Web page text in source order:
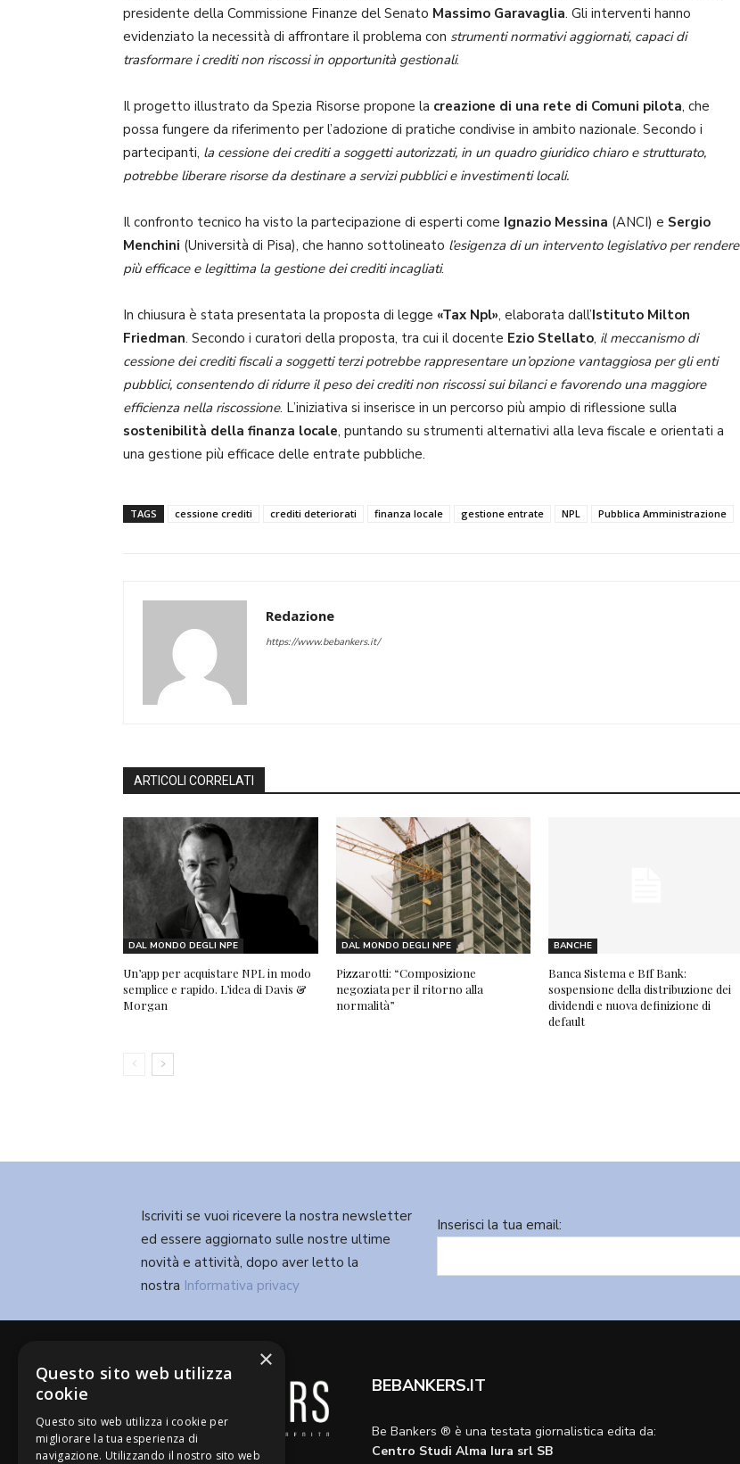
presidente della Commissione Finanze del Senato Massimo Garavaglia. Gli interventi hanno
evidenziato la necessità di affrontare il problema con strumenti normativi aggiornati, capaci di
trasformare i crediti non riscossi in opportunità gestionali.
Il progetto illustrato da Spezia Risorse propone la creazione di una rete di Comuni pilota, che
possa fungere da riferimento per l’adozione di pratiche condivise in ambito nazionale. Secondo i
partecipanti, la cessione dei crediti a soggetti autorizzati, in un quadro giuridico chiaro e strutturato,
potrebbe liberare risorse da destinare a servizi pubblici e investimenti locali.
Il confronto tecnico ha visto la partecipazione di esperti come Ignazio Messina (ANCI) e Sergio
Menchini (Università di Pisa), che hanno sottolineato l’esigenza di un intervento legislativo per rendere
più efficace e legittima la gestione dei crediti incagliati.
In chiusura è stata presentata la proposta di legge «Tax Npl», elaborata dall’Istituto Milton
Friedman. Secondo i curatori della proposta, tra cui il docente Ezio Stellato, il meccanismo di
cessione dei crediti fiscali a soggetti terzi potrebbe rappresentare un’opzione vantaggiosa per gli enti
pubblici, consentendo di ridurre il peso dei crediti non riscossi sui bilanci e favorendo una maggiore
efficienza nella riscossione. L’iniziativa si inserisce in un percorso più ampio di riflessione sulla
sostenibilità della finanza locale, puntando su strumenti alternativi alla leva fiscale e orientati a
una gestione più efficace delle entrate pubbliche.
TAGS cessione crediti crediti deteriorati finanza locale gestione entrate NPL Pubblica Amministrazione
Redazione
https://www.bebankers.it/
ARTICOLI CORRELATI
DAL MONDO DEGLI NPE
Un’app per acquistare NPL in modo
semplice e rapido. L’idea di Davis &
Morgan
DAL MONDO DEGLI NPE
Pizzarotti: “Composizione
negoziata per il ritorno alla
normalità”
BANCHE
Banca Sistema e Bff Bank:
sospensione della distribuzione dei
dividendi e nuova definizione di
default
Iscriviti se vuoi ricevere la nostra newsletter
ed essere aggiornato sulle nostre ultime
novità e attività, dopo aver letto la
nostra Informativa privacy
Inserisci la tua email:
BEBANKERS.IT
Be Bankers ® è una testata giornalistica edita da:
Centro Studi Alma Iura srl SB
×
Questo sito web utilizza
cookie
Questo sito web utilizza i cookie per
migliorare la tua esperienza di
navigazione. Utilizzando il nostro sito web